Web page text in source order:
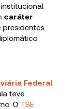
caráter
presidentes
Federal
teve
O TSE